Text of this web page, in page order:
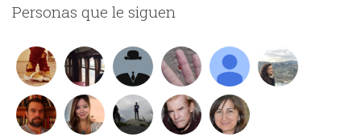
Personas que le siguen